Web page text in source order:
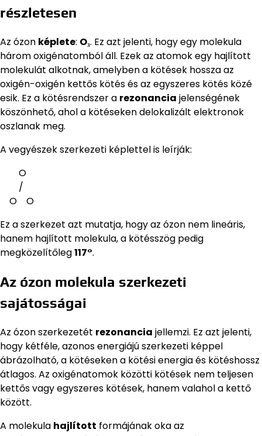
részletesen
Az ózon képlete: O₃. Ez azt jelenti, hogy egy molekula
három oxigénatomból áll. Ezek az atomok egy hajlított
molekulát alkotnak, amelyben a kötések hossza az
oxigén-oxigén kettős kötés és az egyszeres kötés közé
esik. Ez a kötésrendszer a rezonancia jelenségének
köszönhető, ahol a kötéseken delokalizált elektronok
oszlanak meg.
A vegyészek szerkezeti képlettel is leírják:
O
∕
O O
Ez a szerkezet azt mutatja, hogy az ózon nem lineáris,
hanem hajlított molekula, a kötésszög pedig
megközelítőleg117°.
Az ózon molekula szerkezeti
sajátosságai
Az ózon szerkezetét rezonancia jellemzi. Ez azt jelenti,
hogy kétféle, azonos energiájú szerkezeti képpel
ábrázolható, a kötéseken a kötési energia és kötéshossz
átlagos. Az oxigénatomok közötti kötések nem teljesen
kettős vagy egyszeres kötések, hanem valahol a kettő
között.
A molekula hajlított formájának oka az